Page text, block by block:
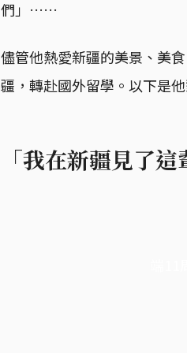
們」……
儘管他熱愛新疆的美景、美
疆，轉赴國外留學。以下是
「我在新疆見了